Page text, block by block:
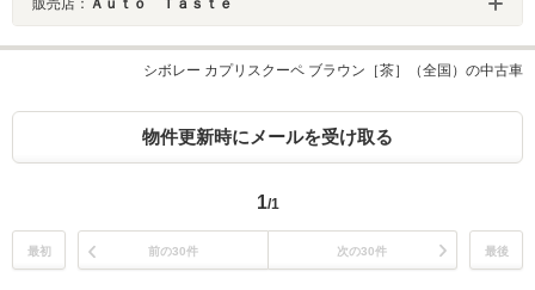
販売店： Ａｕｔｏ Ｔａｓｔｅ
シボレー カプリスクーペ ブラウン［茶］（全国）の中古車
物件更新時にメールを受け取る
1/1
最初 前の30件 次の30件 最後